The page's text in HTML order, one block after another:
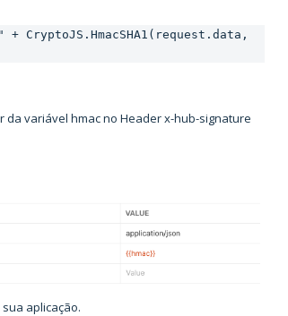
CryptoJS.HmacSHA1(request.data,
variável hmac no Header x-hub-signature
aplicação.